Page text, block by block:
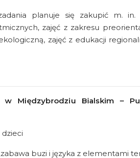
planuje się zakupić m.
zajęć z zakresu
zajęć z edukacji
w Międzybrodziu Bialskim –
dzieci
buzi i języka z elementami